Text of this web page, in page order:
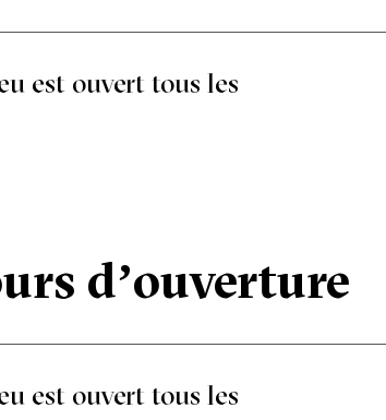
est ouvert tous les
d’ouverture
est ouvert tous les